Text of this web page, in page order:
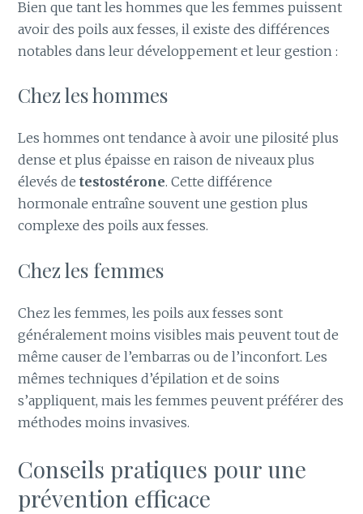
Bien que tant les hommes que les femmes puissent
avoir des poils aux fesses, il existe des différences
notables dans leur développement et leur gestion :
Chez les hommes
Les hommes ont tendance à avoir une pilosité plus
dense et plus épaisse en raison de niveaux plus
élevés detestostérone. Cette différence
hormonale entraîne souvent une gestion plus
complexe des poils aux fesses.
Chez les femmes
Chez les femmes, les poils aux fesses sont
généralement moins visibles mais peuvent tout de
même causer de l’embarras ou de l’inconfort. Les
mêmes techniques d’épilation et de soins
s’appliquent, mais les femmes peuvent préférer des
méthodes moins invasives.
Conseils pratiques pour une
prévention efficace